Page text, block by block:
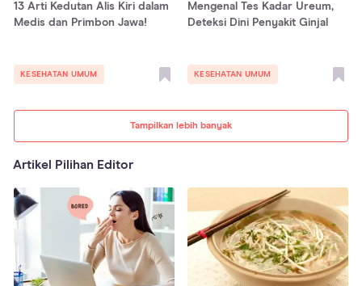
Tampilkan lebih banyak
13 Arti Kedutan Alis Kiri dalam
Medis dan Primbon Jawa!
KESEHATAN UMUM
Mengenal Tes Kadar Ureum,
Deteksi Dini Penyakit Ginjal
KESEHATAN UMUM
Artikel Pilihan Editor